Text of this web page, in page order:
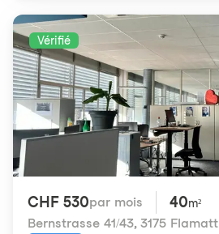
Vérifié
CHF 530par mois 40m²
Bernstrasse 41/43, 3175 Flamatt